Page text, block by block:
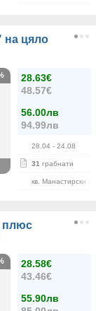
на цяло
28.63€
48.57€
56.00лв
94.99лв
28.04 - 24.08
31 грабнати
кв. Манастирски
плюс
28.58€
43.46€
55.90лв